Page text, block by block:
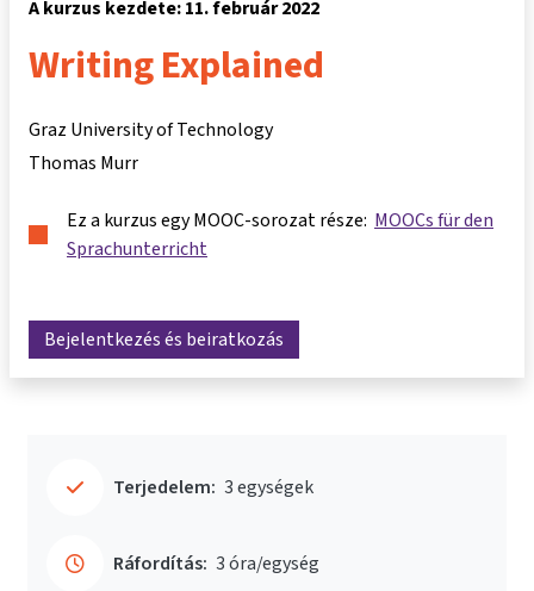
A kurzus kezdete: 11. február 2022
Writing Explained
Graz University of Technology
Thomas Murr
Ez a kurzus egy MOOC-sorozat része: MOOCs für den
Sprachunterricht
Bejelentkezés és beiratkozás
Terjedelem: 3 egységek
Ráfordítás: 3 óra/egység